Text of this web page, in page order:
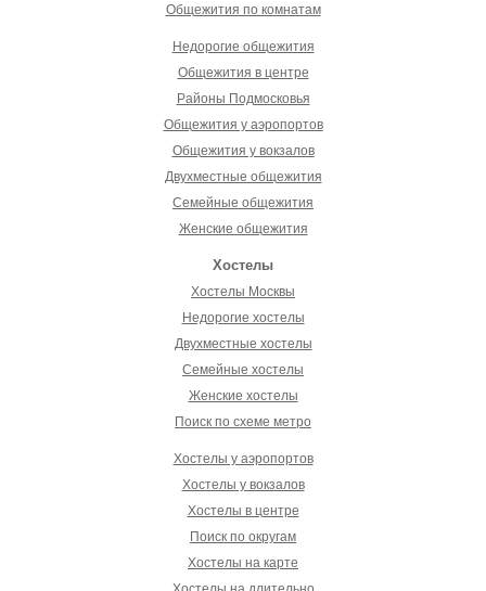
Общежития по комнатам
Недорогие общежития
Общежития в центре
Районы Подмосковья
Общежития у аэропортов
Общежития у вокзалов
Двухместные общежития
Семейные общежития
Женские общежития
Хостелы
Хостелы Москвы
Недорогие хостелы
Двухместные хостелы
Семейные хостелы
Женские хостелы
Поиск по схеме метро
Хостелы у аэропортов
Хостелы у вокзалов
Хостелы в центре
Поиск по округам
Хостелы на карте